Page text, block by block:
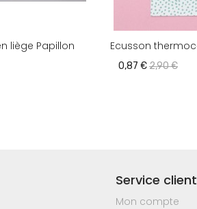
liège Papillon Ecusson
0,87 €2,90 €
Service client
Mon compte